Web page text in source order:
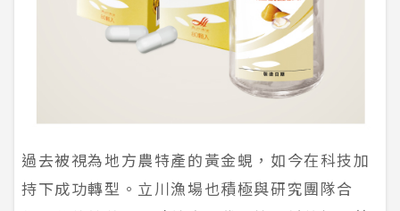
過去被視為地方農特產的黃金蜆，如今在科技加
持下成功轉型。立川漁場也積極與研究團隊合